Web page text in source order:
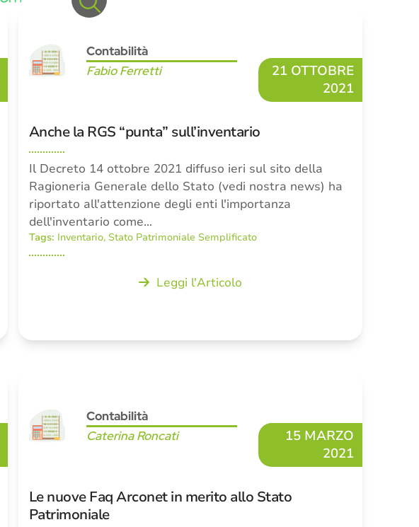
Contabilità
Fabio Ferretti
21 OTTOBRE
2021
Anche la RGS “punta” sull’inventario
Il Decreto 14 ottobre 2021 diffuso ieri sul sito della
Ragioneria Generale dello Stato (vedi nostra news) ha
riportato all'attenzione degli enti l'importanza
dell'inventario come…
Tags: Inventario, Stato Patrimoniale Semplificato
Leggi l'Articolo
Contabilità
Caterina Roncati
15 MARZO
2021
Le nuove Faq Arconet in merito allo Stato
Patrimoniale